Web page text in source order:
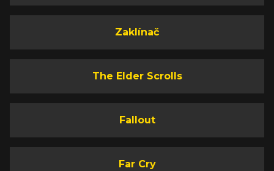
Zaklínač
The Elder Scrolls
Fallout
Far Cry